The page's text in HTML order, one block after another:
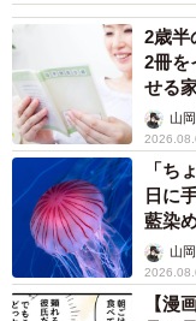
2歳
2冊を
せる
山
「ち
日に
藍染
ごい」
山
【漫